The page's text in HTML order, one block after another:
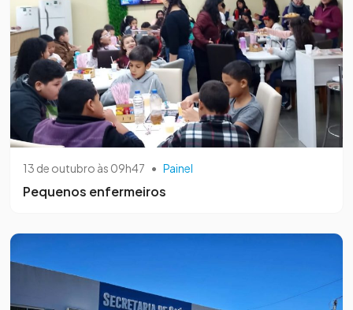
13 de outubro às 09h47 • Painel
Pequenos enfermeiros